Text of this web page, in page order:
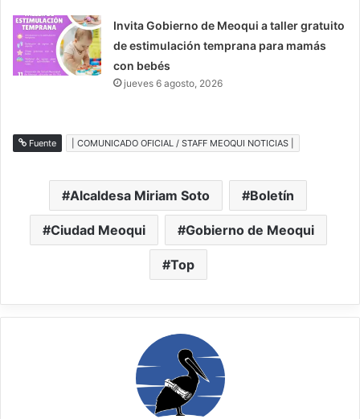
Invita Gobierno de Meoqui a taller gratuito
de estimulación temprana para mamás
con bebés
jueves 6 agosto, 2026
Fuente | COMUNICADO OFICIAL / STAFF MEOQUI NOTICIAS |
Alcaldesa Miriam Soto Boletín
Ciudad Meoqui Gobierno de Meoqui
Top